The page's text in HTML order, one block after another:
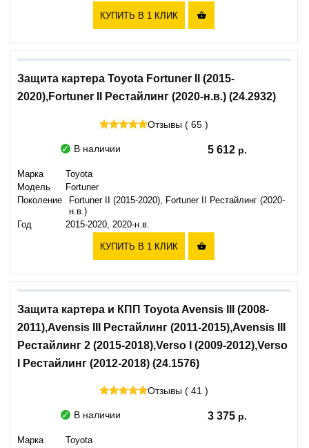
КУПИТЬ В 1 КЛИК 
Защита картера Toyota Fortuner II (2015-
2020),Fortuner II Рестайлинг (2020-н.в.) (24.2932)
Отзывы ( 65 )
В наличии 5 612
Марка
Toyota
Модель
Fortuner
Поколение
Fortuner II (2015-2020), Fortuner II Рестайлинг (2020-
н.в.)
Год
2015-2020, 2020-н.в.
КУПИТЬ В 1 КЛИК 
Защита картера и КПП Toyota Avensis III (2008-
2011),Avensis III Рестайлинг (2011-2015),Avensis III
Рестайлинг 2 (2015-2018),Verso I (2009-2012),Verso
I Рестайлинг (2012-2018) (24.1576)
Отзывы ( 41 )
В наличии 3 375
Марка
Toyota